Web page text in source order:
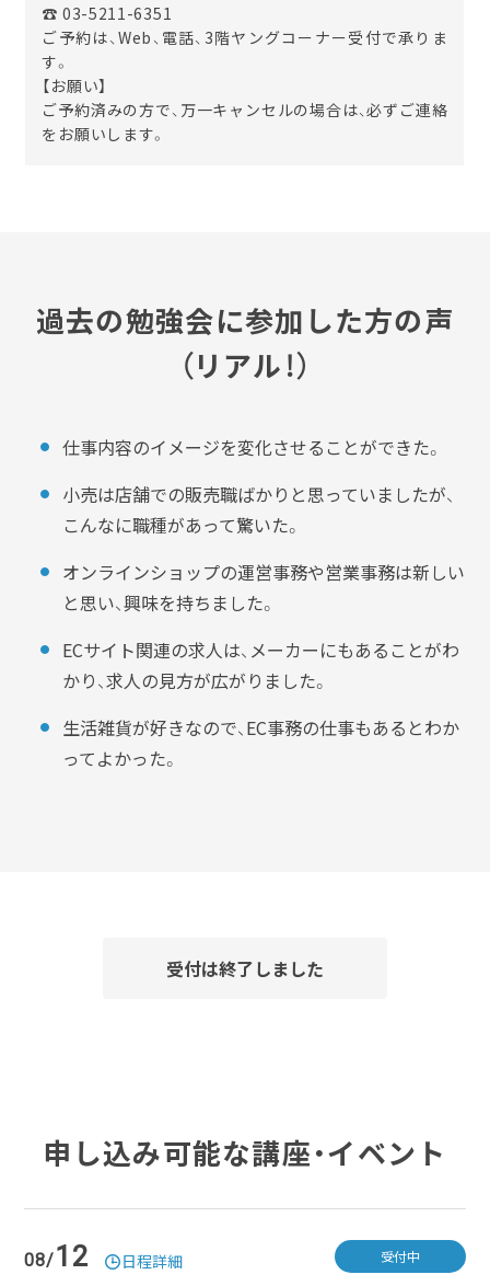
☎ 03-5211-6351
ご予約は、Web、電話、3階ヤングコーナー受付で承りま
す。
【お願い】
ご予約済みの方で、万一キャンセルの場合は、必ずご連絡
をお願いします。
過去の勉強会に参加した方の声
（リアル！）
仕事内容のイメージを変化させることができた。
小売は店舗での販売職ばかりと思っていましたが、
こんなに職種があって驚いた。
オンラインショップの運営事務や営業事務は新しい
と思い、興味を持ちました。
ECサイト関連の求人は、メーカーにもあることがわ
かり、求人の見方が広がりました。
生活雑貨が好きなので、EC事務の仕事もあるとわか
ってよかった。
受付は終了しました
申し込み可能な講座・イベント
08/12 日程詳細 受付中